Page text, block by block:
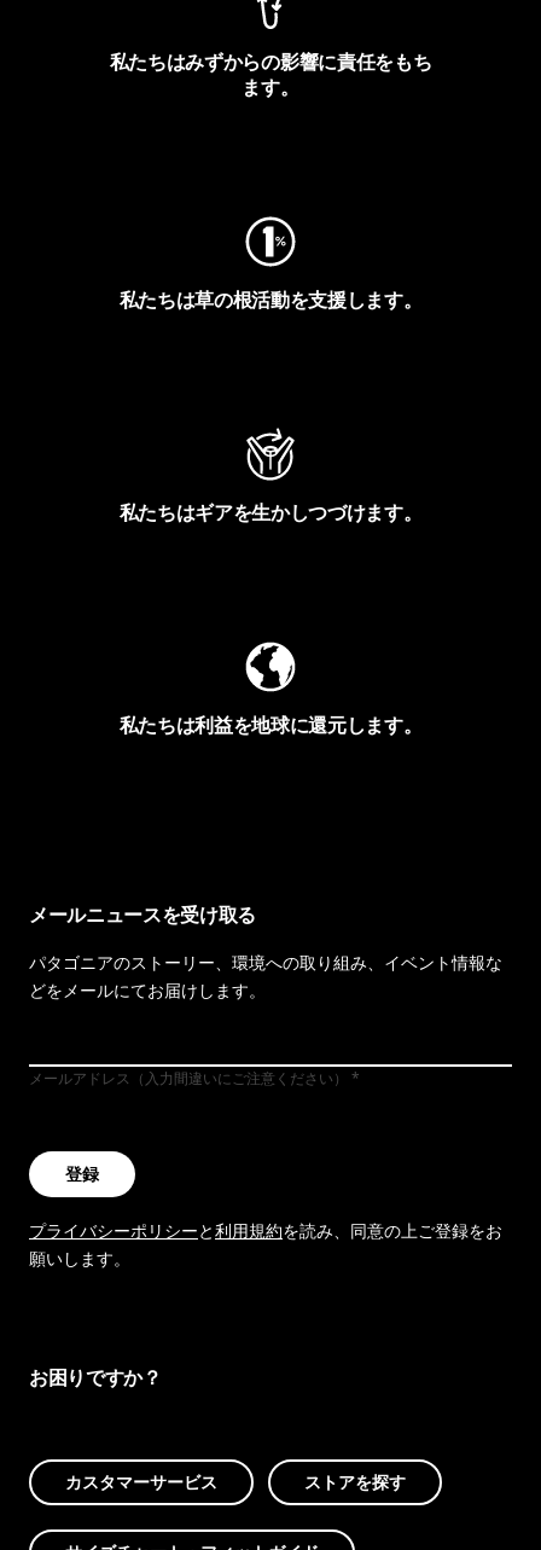
私たちはみずからの影響に責任をもち
ます。
私たちは草の根活動を支援します。
私たちはギアを生かしつづけます。
私たちは利益を地球に還元します。
メールニュースを受け取る
パタゴニアのストーリー、環境への取り組み、イベント情報な
どをメールにてお届けします。
メールアドレス（入力間違いにご注意ください）
登録
プライバシーポリシーと利用規約を読み、同意の上ご登録をお
願いします。
お困りですか？
カスタマーサービス ストアを探す